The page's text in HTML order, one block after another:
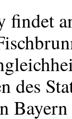
findet
des